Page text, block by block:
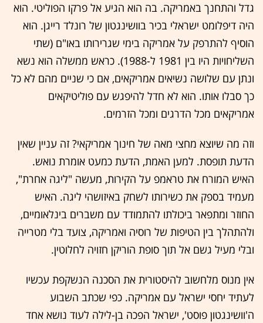
גדל והתחנך באמריקה. בה הוא הגיע אל פרקו הפוליטי. הוא
היה דיפלומט ישראלי בכיר בוושינגטון של רונלד רייגן. הוא
הוסיף להתרפק על אמריקה בימי שגרירותו באו"ם (שתי
השליחויות היו בין 1981 ל-1988). כראש ממשלה הוא נשא
ונתן עם שלושה נשיאים אמריקאים, אם כי שניים מהם לא כל
כך סבלו אותו. הוא לא חדל להיפגש עם פוליטיקאים
אמריקאים מכל הדרגים ומכל הזרמים.
וזה מה שיוצא מחצי מאה של חינוך אמריקאי? זה עניין שאין
הדעת תופסת. למען האמת, הדעת כמעט אומרת נואש.
האיש המורח את טראמפ על הקירות, מעשה "ליגה אחרת",
מעמיד בספק את כשירותו לשחק באיזושהי ליגה. האיש
החוזר ומתפאר ביכולתו להתמודד עם משברים בינלאומיים,
ולהתהלך בין הטיפות של רוסיה ואמריקה, צועד בלי מטרייה
ובלי מעיל גשם אל תוך סופת הוריקן חזויה לחלוטין.
אין מנוס מלחשוב להיסטורית את הסכנה הנשקפת עכשיו
לעתיד יחסי ישראל עם אמריקה. כפי שכתב השבוע
ה'וושינגטון פוסט', ישראל הפכה בן-לילה לעוד נושא אחד